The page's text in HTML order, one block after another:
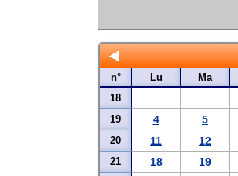
n° Lu Ma
18
19 4 5
20 11 12
21 18 19